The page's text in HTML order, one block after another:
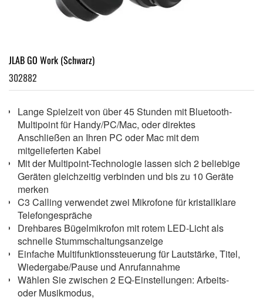
JLAB GO Work (Schwarz)
302882
Lange Spielzeit von über 45 Stunden mit Bluetooth-
Multipoint für Handy/PC/Mac, oder direktes
Anschließen an Ihren PC oder Mac mit dem
mitgelieferten Kabel
Mit der Multipoint-Technologie lassen sich 2 beliebige
Geräten gleichzeitig verbinden und bis zu 10 Geräte
merken
C3 Calling verwendet zwei Mikrofone für kristallklare
Telefongespräche
Drehbares Bügelmikrofon mit rotem LED-Licht als
schnelle Stummschaltungsanzeige
Einfache Multifunktionssteuerung für Lautstärke, Titel,
Wiedergabe/Pause und Anrufannahme
Wählen Sie zwischen 2 EQ-Einstellungen: Arbeits-
oder Musikmodus,